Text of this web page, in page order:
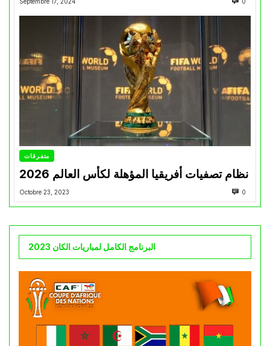
متفرقات
نظام تصفيات أفريقيا المؤهلة لكأس العالم 2026
Octobre 23, 2023 0
البرنامج الكامل لمباريات الكان 2023